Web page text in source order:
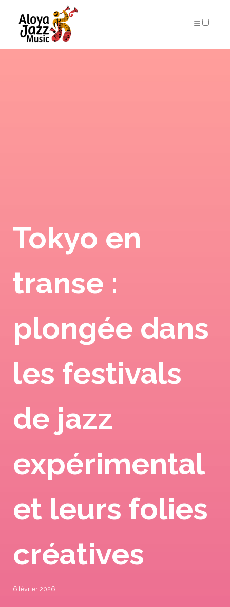
Tokyo en
transe :
plongée dans
les festivals
de jazz
expérimental
et leurs folies
créatives
6 février 2026